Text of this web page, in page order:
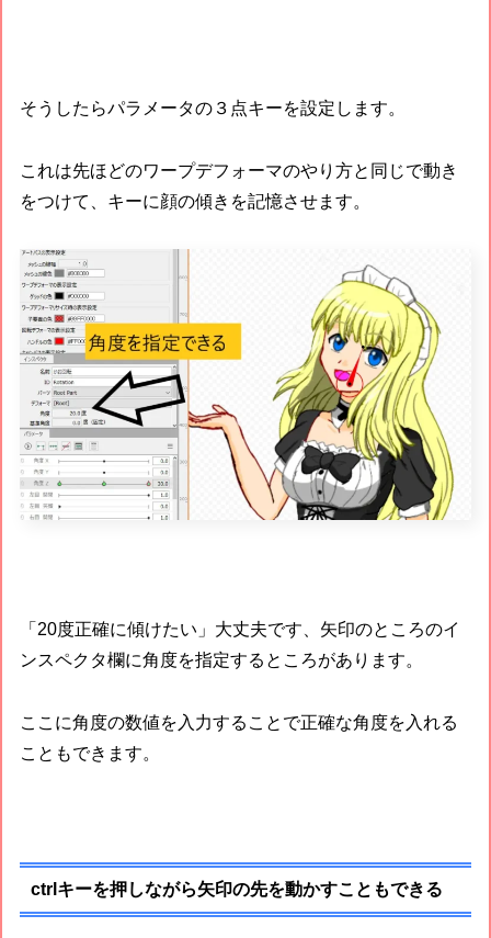
そうしたらパラメータの３点キーを設定します。
これは先ほどのワープデフォーマのやり方と同じで動き
をつけて、キーに顔の傾きを記憶させます。
「20度正確に傾けたい」大丈夫です、矢印のところのイ
ンスペクタ欄に角度を指定するところがあります。
ここに角度の数値を入力することで正確な角度を入れる
こともできます。
ctrlキーを押しながら矢印の先を動かすこともできる